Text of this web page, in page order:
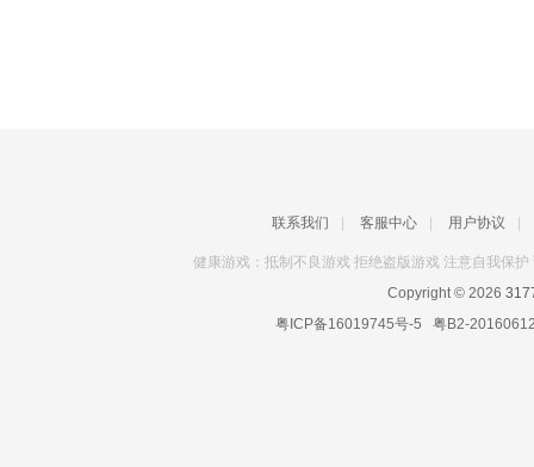
联系我们 客服中心 用户协议
健康游戏：抵制不良游戏 拒绝盗版游戏 注意自我保
Copyright © 2026
粤ICP备16019745号-5 粤B2-